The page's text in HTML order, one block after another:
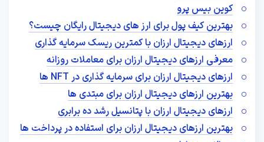
کوین بیس پرو
بهترین کیف پول برای ارز های دیجیتال رایگان چیست؟
ارزهای دیجیتال ارزان با کمترین ریسک سرمایه‌ گذاری
معرفی ارزهای دیجیتال ارزان برای معاملات روزانه
ارزهای دیجیتال ارزان برای سرمایه‌ گذاری در NFT ها
بهترین ارزهای دیجیتال ارزان برای مبتدی‌ ها
ارزهای دیجیتال ارزان با پتانسیل رشد ده برابری
بهترین ارزهای دیجیتال ارزان برای استفاده در پرداخت‌ ها